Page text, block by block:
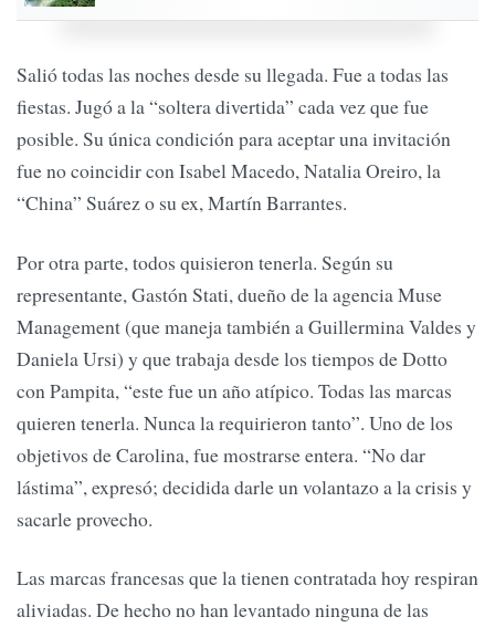
Salió todas las noches desde su llegada. Fue a todas las
fiestas. Jugó a la “soltera divertida” cada vez que fue
posible. Su única condición para aceptar una invitación
fue no coincidir con Isabel Macedo, Natalia Oreiro, la
“China” Suárez o su ex, Martín Barrantes.
Por otra parte, todos quisieron tenerla. Según su
representante, Gastón Stati, dueño de la agencia Muse
Management (que maneja también a Guillermina Valdes y
Daniela Ursi) y que trabaja desde los tiempos de Dotto
con Pampita, “este fue un año atípico. Todas las marcas
quieren tenerla. Nunca la requirieron tanto”. Uno de los
objetivos de Carolina, fue mostrarse entera. “No dar
lástima”, expresó; decidida darle un volantazo a la crisis y
sacarle provecho.
Las marcas francesas que la tienen contratada hoy respiran
aliviadas. De hecho no han levantado ninguna de las